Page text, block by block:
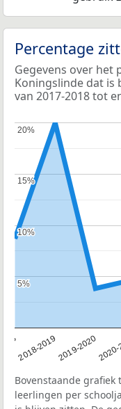
Percentage
Gegevens over het
Koningslinde dat is
van 2017-2018 tot
2018-20192019-2020
5%
5%
10%
10%
15%
15%
20%
20%
Bovenstaande
leerlingen per